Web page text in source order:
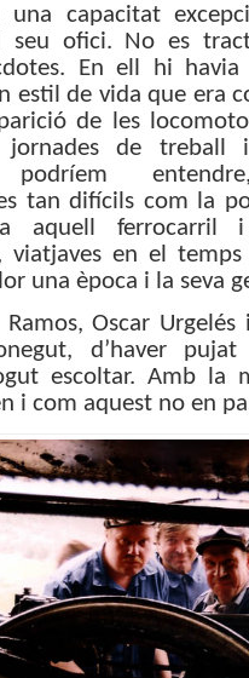
una capacitat
seu ofici. No es
En ell hi
estil de vida que era
de les
de treball
podríem
tan difícils com la
aquell
viatjaves en el
una època i la seva
Oscar
d’haver
escoltar. Amb la
i com aquest no en